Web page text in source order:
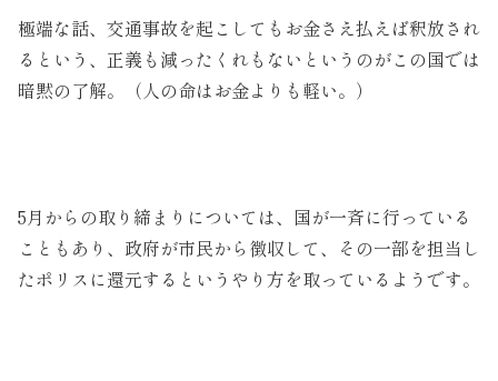
極端な話、交通事故を起こしてもお金さえ払えば釈放され
るという、正義も減ったくれもないというのがこの国では
暗黙の了解。（人の命はお金よりも軽い。）
5月からの取り締まりについては、国が一斉に行っている
こともあり、政府が市民から徴収して、その一部を担当し
たポリスに還元するというやり方を取っているようです。